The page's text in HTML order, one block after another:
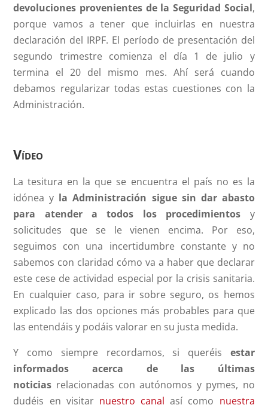
devoluciones provenientes de la Seguridad Social,
porque vamos a tener que incluirlas en nuestra
declaración del IRPF. El período de presentación del
segundo trimestre comienza el día 1 de julio y
termina el 20 del mismo mes. Ahí será cuando
debamos regularizar todas estas cuestiones con la
Administración.
Vídeo
La tesitura en la que se encuentra el país no es la
idónea y la Administración sigue sin dar abasto
para atender a todos los procedimientos y
solicitudes que se le vienen encima. Por eso,
seguimos con una incertidumbre constante y no
sabemos con claridad cómo va a haber que declarar
este cese de actividad especial por la crisis sanitaria.
En cualquier caso, para ir sobre seguro, os hemos
explicado las dos opciones más probables para que
las entendáis y podáis valorar en su justa medida.
Y como siempre recordamos, si queréis estar
informados acerca de las últimas
noticias relacionadas con autónomos y pymes, no
dudéis en visitar nuestro canal así como nuestra